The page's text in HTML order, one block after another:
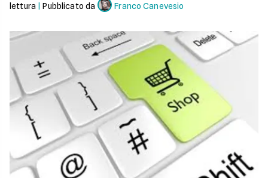
lettura |Pubblicato da Franco Canevesio